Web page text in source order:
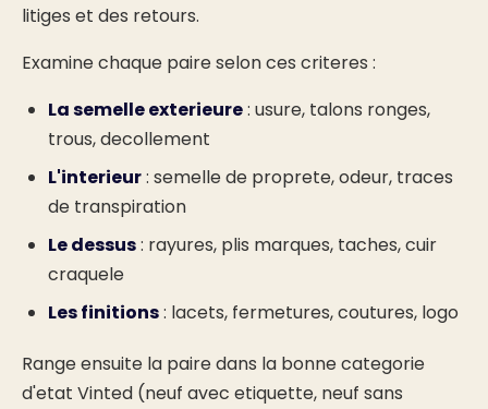
litiges et des retours.
Examine chaque paire selon ces criteres :
La semelle exterieure: usure, talons ronges,
trous, decollement
L'interieur: semelle de proprete, odeur, traces
de transpiration
Le dessus: rayures, plis marques, taches, cuir
craquele
Les finitions: lacets, fermetures, coutures, logo
Range ensuite la paire dans la bonne categorie
d'etat Vinted (neuf avec etiquette, neuf sans